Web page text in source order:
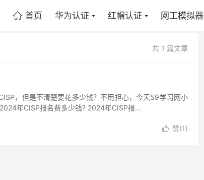
 首页 华为认证 红帽认证 网工模拟器
共 1 篇文章
，但是不清楚要花多少钱？不用担心，今天59学习网小
年CISP报名费多少钱? 2024年CISP报...
 赞(1)